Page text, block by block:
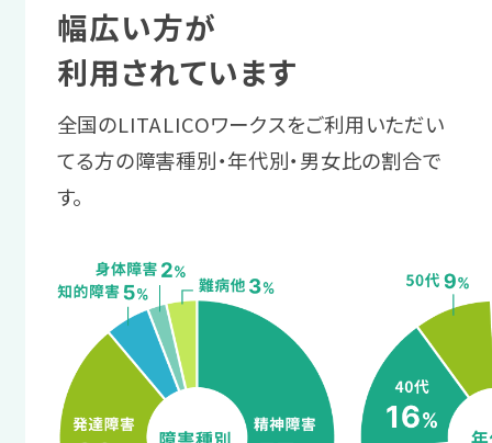
無料 相談・見学予約する
4 職場定着ステージ
職場で起きる
困りを相談する
支援スタッフがあなたと職場の間に入
サポート例
職場には直接相談しにくいことや
ちょっとした悩みも、支援スタッフに
ご相談いただけます。
業務の不安や要望を
企業に伝える
物事を順序立てて話す方法や、企業から
の質問に沿った回答をする練習をしま
す。
サポート例
面接にはスタッフが同行し、業務指
示方法の要望や業務量の不安など
を伝えるお手伝いをします。
の希望を整理していきます。
2 体調管理
職場復帰に向けて
まずは短時間の利用で、休職中に崩れて
しまった生活リズムを整えます。
サポート例
プログラムを通して、自分に合った
幅広い方が
利用されています
全国のLITALICOワークスをご利用いただい
てる方の障害種別・年代別・男女比の割合で
す。